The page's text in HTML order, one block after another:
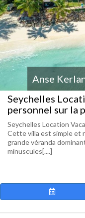
Anse
Seychelles
personnel sur la
Seychelles Location
Cette villa est simple et
grande véranda
minuscules[....]